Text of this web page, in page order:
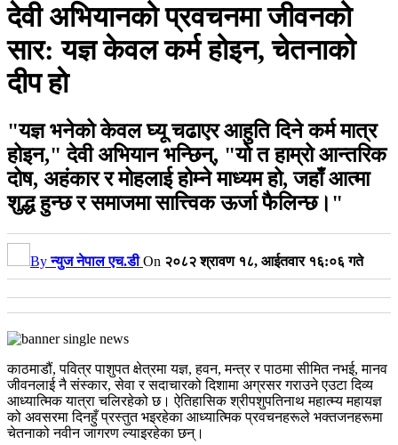
देवी अभियानको प्रवचनमा जीवनको
सार: यज्ञ केवल कर्म होइन, चेतनाको
दीप हाे
"यज्ञ भनेको केवल घ्यू चढाएर आहुति दिने कर्म मात्र
होइन," देवी अभियान भन्छिन्, "यो त हाम्रो आन्तरिक
दोष, अहंकार र मोहलाई होम्ने माध्यम हो, जहाँ आत्मा
शुद्ध हुन्छ र समाजमा सात्त्विक ऊर्जा फैलिन्छ।"
Byन्युज नेपाल एच.डी On २०८२ श्रावण १८, आईतवार १६:०६ गते
काठमाडौं, पवित्र पाशुपत क्षेत्रमा यज्ञ, हवन, मन्त्र र पाठमा सीमित नभई, मानव
जीवनलाई नै संस्कार, सेवा र सदाचारको दिशामा अग्रसर गराउने एउटा दिव्य
आध्यात्मिक यात्रा चलिरहेको छ। ऐतिहासिक श्रीपशुपतिनाथ महात्म्य महायज्ञ
को अवसरमा दिनहुँ प्रस्तुत भइरहेका आध्यात्मिक प्रवचनहरूले भक्तजनहरूमा
चेतनाको नवीन जागरण ल्याइरहेका छन्।